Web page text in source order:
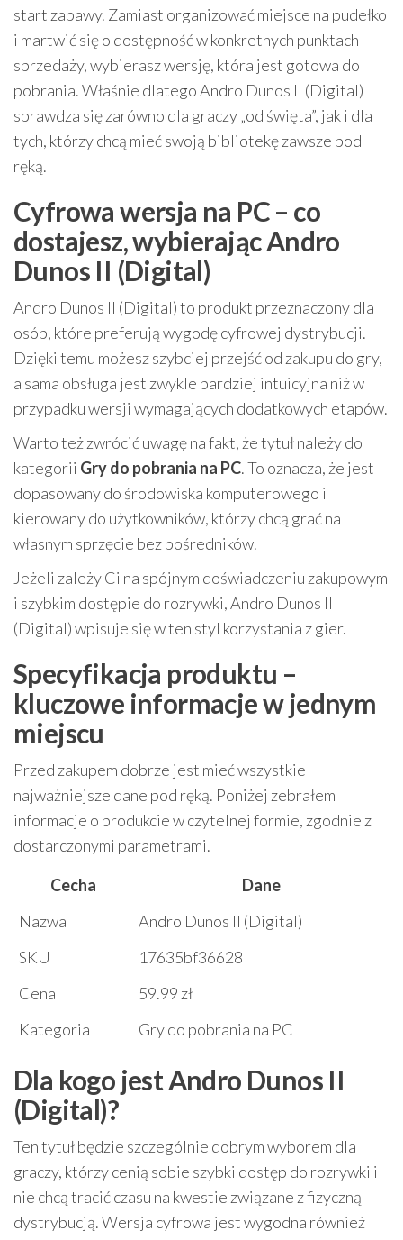
start zabawy. Zamiast organizować miejsce na pudełko
i martwić się o dostępność w konkretnych punktach
sprzedaży, wybierasz wersję, która jest gotowa do
pobrania. Właśnie dlatego Andro Dunos II (Digital)
sprawdza się zarówno dla graczy „od święta”, jak i dla
tych, którzy chcą mieć swoją bibliotekę zawsze pod
ręką.
Cyfrowa wersja na PC – co
dostajesz, wybierając Andro
Dunos II (Digital)
Andro Dunos II (Digital) to produkt przeznaczony dla
osób, które preferują wygodę cyfrowej dystrybucji.
Dzięki temu możesz szybciej przejść od zakupu do gry,
a sama obsługa jest zwykle bardziej intuicyjna niż w
przypadku wersji wymagających dodatkowych etapów.
Warto też zwrócić uwagę na fakt, że tytuł należy do
kategorii Gry do pobrania na PC. To oznacza, że jest
dopasowany do środowiska komputerowego i
kierowany do użytkowników, którzy chcą grać na
własnym sprzęcie bez pośredników.
Jeżeli zależy Ci na spójnym doświadczeniu zakupowym
i szybkim dostępie do rozrywki, Andro Dunos II
(Digital) wpisuje się w ten styl korzystania z gier.
Specyfikacja produktu –
kluczowe informacje w jednym
miejscu
Przed zakupem dobrze jest mieć wszystkie
najważniejsze dane pod ręką. Poniżej zebrałem
informacje o produkcie w czytelnej formie, zgodnie z
dostarczonymi parametrami.
Cecha
Dane
Nazwa
Andro Dunos II (Digital)
SKU
17635bf36628
Cena
59.99 zł
Kategoria
Gry do pobrania na PC
Dla kogo jest Andro Dunos II
(Digital)?
Ten tytuł będzie szczególnie dobrym wyborem dla
graczy, którzy cenią sobie szybki dostęp do rozrywki i
nie chcą tracić czasu na kwestie związane z fizyczną
dystrybucją. Wersja cyfrowa jest wygodna również